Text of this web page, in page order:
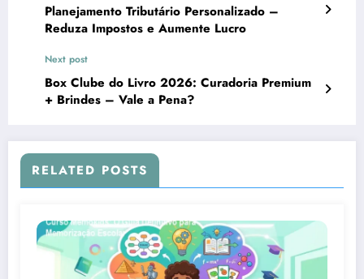
Planejamento Tributário Personalizado –
Reduza Impostos e Aumente Lucro
Next post
Box Clube do Livro 2026: Curadoria Premium
+ Brindes – Vale a Pena?
RELATED POSTS